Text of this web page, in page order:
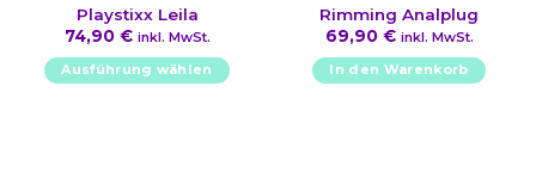
Playstixx Leila
74,90 € inkl. MwSt.
Ausführung wählen
Rimming Analplug
69,90 € inkl. MwSt.
In den Warenkorb